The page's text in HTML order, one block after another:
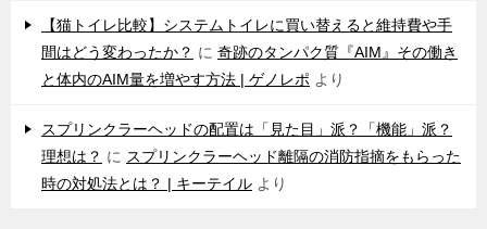
【猫トイレ比較】システムトイレに買い替えると維持費や手
間はどう変わったか？ に 奇跡のタンパク質『AIM』その働き
と体内のAIM量を増やす方法 | ゲノレポ より
スプリンクラーヘッドの配置は「見た目」派？「機能」派？
理想は？ に スプリンクラーヘッド離隔の消防指摘をもらった
時の対処法とは？ | キーテイル より